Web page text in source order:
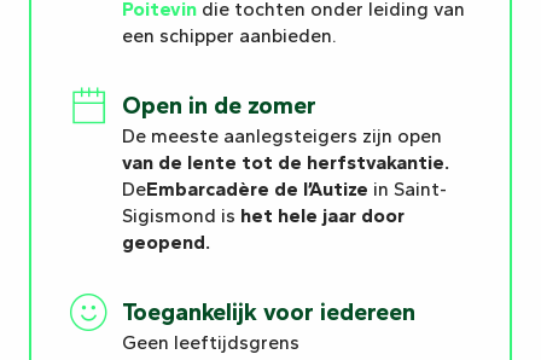
Poitevin die tochten onder leiding van
een schipper aanbieden.
Open in de zomer
De meeste aanlegsteigers zijn open
van de lente tot de herfstvakantie.
DeEmbarcadère de l’Autize in Saint-
Sigismond is het hele jaar door
geopend.
Toegankelijk voor iedereen
Geen leeftijdsgrens